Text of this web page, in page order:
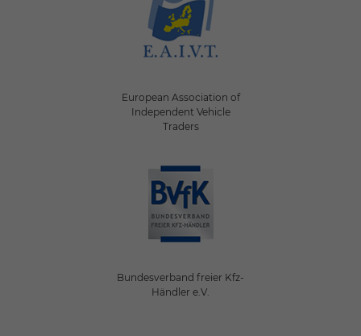
European Association of
Independent Vehicle
Traders
Bundesverband freier Kfz-
Händler e.V.